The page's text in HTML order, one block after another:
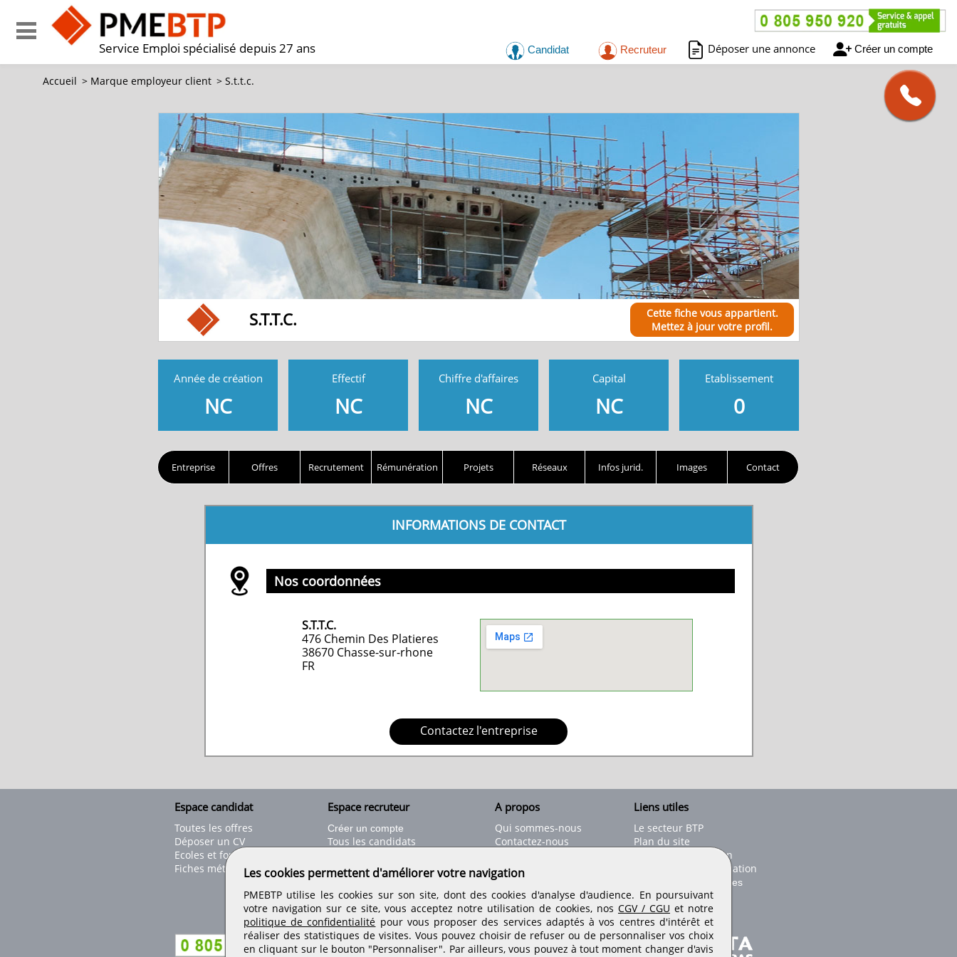
Service Emploi spécialisé depuis 27 ans Candidat Recruteur Déposer une annonce Créer un compte
Accueil > Marque employeur client > S.t.t.c.
S.T.T.C.
Cette fiche vous appartient.
Mettez à jour votre profil.
Année de création
NC
Effectif
NC
Chiffre d'affaires
NC
Capital
NC
Etablissement
0
Entreprise Offres Recrutement Rémunération Projets Réseaux Infos jurid. Images Contact
INFORMATIONS DE CONTACT
Nos coordonnées
S.T.T.C.
476 Chemin Des Platieres
38670 Chasse-sur-rhone
FR
Contactez l'entreprise
Espace candidat
Toutes les offres
Déposer un CV
Ecoles et formations
Fiches métiers
Espace recruteur
Créer un compte
Tous les candidats
Déposer une offre de stage
Nos tarifs
A propos
Qui sommes-nous
Contactez-nous
Informations légales
Conditions générales
Rejoignez nos équipes
Liens utiles
Le secteur BTP
Plan du site
Conseils d'utilisation
Conditions de publication
Paramètres des cookies
Retrouvez-nous sur les réseaux sociaux
Les cookies permettent d'améliorer votre navigation
PMEBTP utilise les cookies sur son site, dont des cookies d'analyse d'audience. En poursuivant
votre navigation sur ce site, vous acceptez notre utilisation de cookies, nos CGV / CGU et notre
politique de confidentialité pour vous proposer des services adaptés à vos centres d'intérêt et
réaliser des statistiques de visites. Vous pouvez choisir de refuser ou de personnaliser vos choix
en cliquant sur le bouton "Personnaliser". Par ailleurs, vous pouvez à tout moment changer d'avis